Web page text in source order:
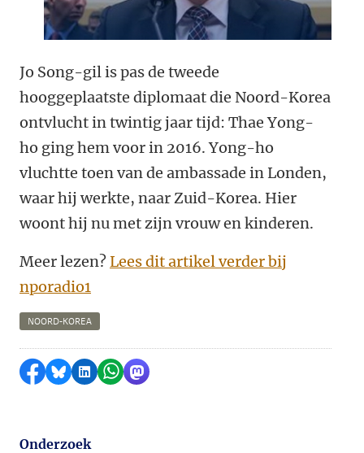
Jo Song-gil is pas de tweede
hooggeplaatste diplomaat die Noord-Korea
ontvlucht in twintig jaar tijd: Thae Yong-
ho ging hem voor in 2016. Yong-ho
vluchtte toen van de ambassade in Londen,
waar hij werkte, naar Zuid-Korea. Hier
woont hij nu met zijn vrouw en kinderen.
Meer lezen? Lees dit artikel verder bij
nporadio1
NOORD-KOREA
Delen op Facebook
Delen via Bluesky
Delen op LinkedIn
Delen via WhatsApp
Delen via Mastodon
Onderzoek